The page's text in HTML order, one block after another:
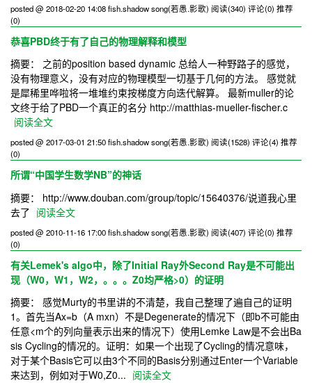
posted @ 2018-02-20 14:08 fish.shadow song(若愚.影歌) 阅读(340) 评论(0) 推荐
(0)
恭喜PBD终于有了自己的物理解释和模型
摘要： 之前的position based dynamic 总给人一种野路子的感觉，
没有物理意义，没有对应的物理模型一切基于几何的方法。 感觉就
是犀稀里哗啦将一堆堆约束按梯度方向迭代解算。 最新muller的论
文终于给了PBD一个真正的名分 http://matthias-mueller-fischer.c
阅读全文
posted @ 2017-03-01 21:50 fish.shadow song(若愚.影歌) 阅读(1528) 评论(4) 推荐
(0)
所谓“中国学生数学NB”的神话
摘要： http://www.douban.com/group/topic/15640376/说道我心里
去了 阅读全文
posted @ 2010-11-16 17:00 fish.shadow song(若愚.影歌) 阅读(407) 评论(0) 推荐
(0)
有关Lemek's algo中，除了Initial Ray外Second Ray是不可能出
现（W0，W1，W2，。。。Z0均严格>0）的证明
摘要： 感觉Murty的书里讲的不清楚，我自己整理了遍自己的证明
1。首先当Ax=b（A mxn）不是Degenerate的情况下（即b不可能由
任意<m个的列向量表示出来的情况下）使用Lemke Law是不会出Ba
sis Cycling的情况的。证明：如果一个出现了Cycling的情况意味，
对于某个Basis它可以由3个不同的Basis分别通过Enter一个Variable
来达到，例如对于W0,Z0... 阅读全文